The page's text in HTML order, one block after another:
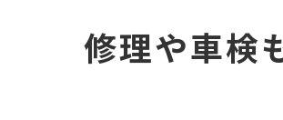
修理や車検